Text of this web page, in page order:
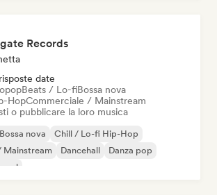
Records
date
Beats / Lo-fiBossa nova
HopCommerciale / Mainstream
o pubblicare la loro musica
Bossa nova
Chill / Lo-fi Hip-Hop
Mainstream
Dancehall
Danza pop